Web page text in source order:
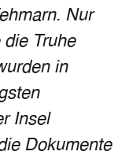
Nur
Truhe
in
Insel
Dokumente